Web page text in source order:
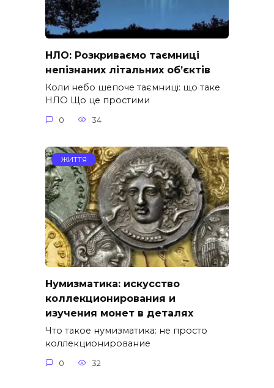
НЛО: Розкриваємо таємниці
непізнаних літальних об’єктів
Коли небо шепоче таємниці: що таке
НЛО Що це простими
0 34
ЖИТТЯ
Нумизматика: искусство
коллекционирования и
изучения монет в деталях
Что такое нумизматика: не просто
коллекционирование
0 32